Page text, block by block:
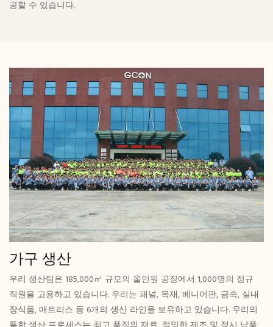
공할 수 있습니다.
가구 생산
우리 생산팀은 185,000㎡ 규모의 올인원 공장에서 1,000명의 정규
직원을 고용하고 있습니다. 우리는 패널, 목재, 베니어판, 금속, 실내
장식품, 매트리스 등 6개의 생산 라인을 보유하고 있습니다. 우리의